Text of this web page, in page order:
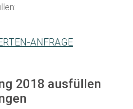
ANFRAGE
2018 ausfüllen